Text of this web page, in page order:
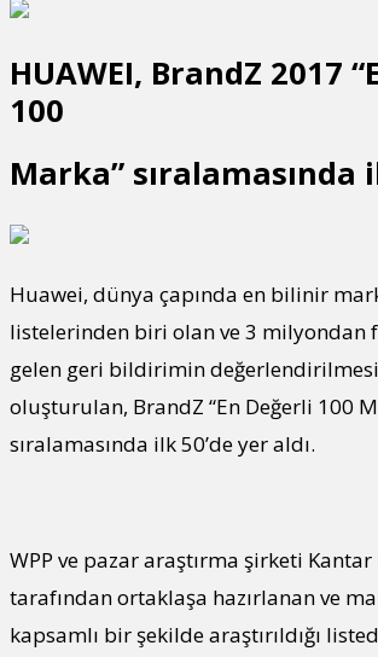
HUAWEI, BrandZ 2017
100
Marka” sıralamasında
Huawei, dünya çapında en bilinir
listelerinden biri olan ve 3 milyondan
gelen geri bildirimin
oluşturulan, BrandZ “En Değerli 100
sıralamasında ilk 50’de yer aldı.
WPP ve pazar araştırma şirketi
tarafından ortaklaşa hazırlanan ve
kapsamlı bir şekilde araştırıldığı